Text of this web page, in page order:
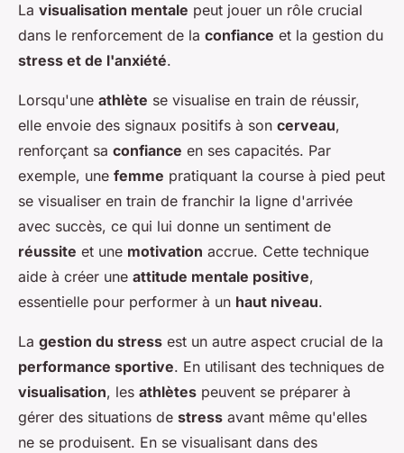
La visualisation mentale peut jouer un rôle crucial
dans le renforcement de la confiance et la gestion du
stress et de l'anxiété.
Lorsqu'une athlète se visualise en train de réussir,
elle envoie des signaux positifs à son cerveau,
renforçant sa confiance en ses capacités. Par
exemple, une femme pratiquant la course à pied peut
se visualiser en train de franchir la ligne d'arrivée
avec succès, ce qui lui donne un sentiment de
réussite et une motivation accrue. Cette technique
aide à créer une attitude mentale positive,
essentielle pour performer à un haut niveau.
La gestion du stress est un autre aspect crucial de la
performance sportive. En utilisant des techniques de
visualisation, les athlètes peuvent se préparer à
gérer des situations de stress avant même qu'elles
ne se produisent. En se visualisant dans des